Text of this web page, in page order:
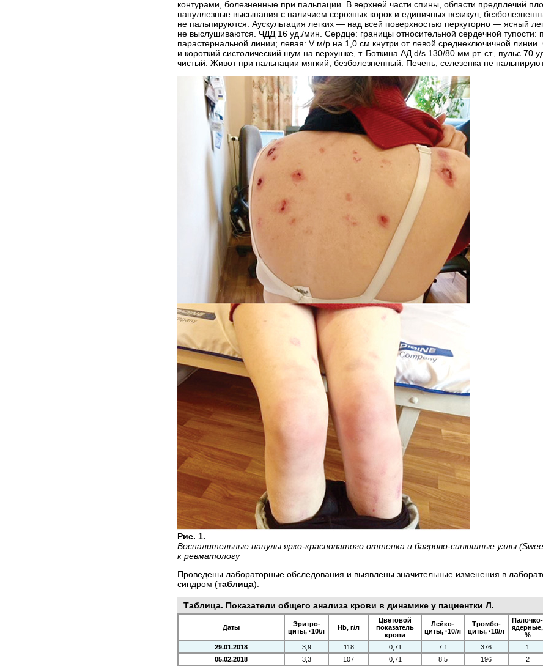
контурами, болезненные при пальпации. В верхней части спины, области предплечий
папуллезные высыпания с наличием серозных корок и единичных везикул,
не пальпируются. Аускультация легких — над всей поверхностью перкуторно — ясный
не выслушиваются. ЧДД 16 уд./мин. Сердце: границы относительной сердечной
парастернальной линии; левая: V м/р на 1,0 см кнутри от левой среднеключичной
и короткий систолический шум на верхушке, т. Боткина АД d/s 130/80 мм рт. ст., пульс 70
чистый. Живот при пальпации мягкий, безболезненный. Печень, селезенка не
Рис. 1.
Воспалительные папулы ярко-красноватого оттенка и багрово-­синюшные узлы
к ревматологу
Проведены лабораторные обследования и выявлены значительные изменения в
синдром (таблица).
Таблица. Показатели общего анализа крови в динамике у пациентки Л.
Даты
Эритро­
циты, ·10/л
Hb, г/л
Цветовой
показатель
крови
Лейко­
циты, ·10/л
Тромбо­
циты, ·10/л
Палочко­
ядерные,
%
29.01.2018 3,9 118 0,71 7,1 376 1
05.02.2018
3,3 107 0,71 8,5 196 2